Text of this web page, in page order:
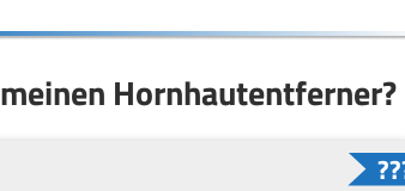
Hornhautentferner?